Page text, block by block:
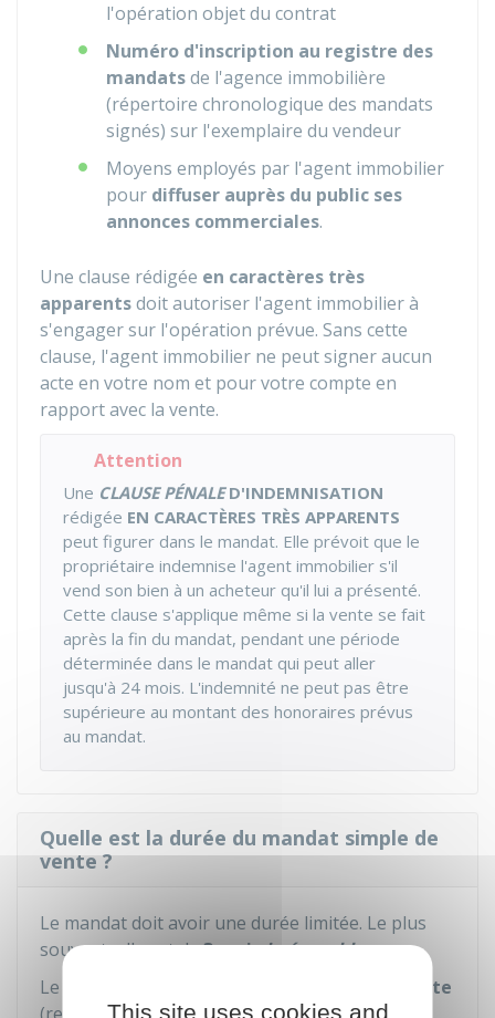
l'opération objet du contrat
Numéro d'inscription au registre des
mandatsde l'agence immobilière
(répertoire chronologique des mandats
signés) sur l'exemplaire du vendeur
Moyens employés par l'agent immobilier
pour diffuser auprès du public ses
annonces commerciales.
Une clause rédigée en caractères très
apparentsdoit autoriser l'agent immobilier à
s'engager sur l'opération prévue. Sans cette
clause, l'agent immobilier ne peut signer aucun
acte en votre nom et pour votre compte en
rapport avec la vente.
Attention
Une CLAUSE PÉNALED'INDEMNISATION
rédigée EN CARACTÈRES TRÈS APPARENTS
peut figurer dans le mandat. Elle prévoit que le
propriétaire indemnise l'agent immobilier s'il
vend son bien à un acheteur qu'il lui a présenté.
Cette clause s'applique même si la vente se fait
après la fin du mandat, pendant une période
déterminée dans le mandat qui peut aller
jusqu'à 24 mois. L'indemnité ne peut pas être
supérieure au montant des honoraires prévus
au mandat.
Quelle est la durée du mandat simple de
vente ?
Le mandat doit avoir une durée limitée. Le plus
souvent, elle est de3 moisirrévocables.
Le mandat peut prévoir une
reconduction tacite
This site uses cookies and